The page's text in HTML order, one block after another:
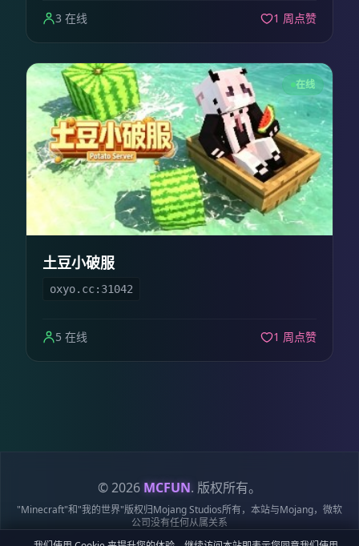
3 在线 1 周点赞
在线
土豆小破服
oxyo.cc:31042
5 在线 1 周点赞
© 2026 MCFUN. 版权所有。
"Minecraft"和"我的世界"版权归Mojang Studios所有，本站与Mojang，微软
公司没有任何从属关系